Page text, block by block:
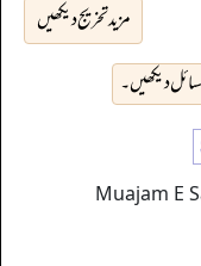
مزید تخریج دیکھیں
دیکھیں۔
Muajam E